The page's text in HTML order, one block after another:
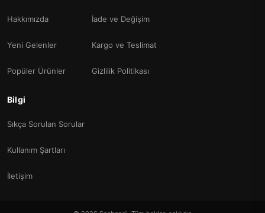
Hakkımızda
Yeni Gelenler
Popüler Ürünler
İade ve Değişim
Kargo ve Teslimat
Gizlilik Politikası
Bilgi
Sıkça Sorulan Sorular
Kullanım Şartları
İletişim